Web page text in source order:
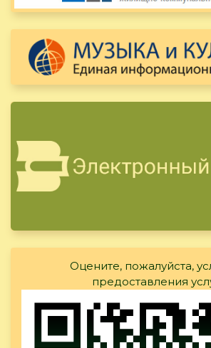
Оцените, пожалуйста,
предоставления